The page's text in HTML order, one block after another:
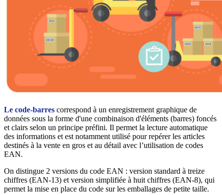
Le code-barres correspond à un enregistrement graphique de
données sous la forme d'une combinaison d'éléments (barres) foncés
et clairs selon un principe préfini. Il permet la lecture automatique
des informations et est notamment utilisé pour repérer les articles
destinés à la vente en gros et au détail avec l’utilisation de codes
EAN.
On distingue 2 versions du code EAN : version standard à treize
chiffres (EAN-13) et version simplifiée à huit chiffres (EAN-8), qui
permet la mise en place du code sur les emballages de petite taille.